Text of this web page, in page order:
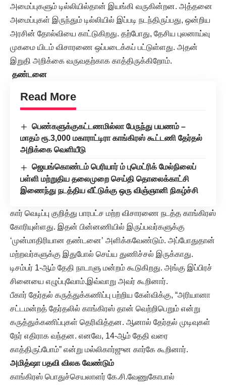
அமைப்புகளும் டில்லியில்தான் இயங்கி வருகின்றன. அத்தனை
அமைப்புகள் இருந்தும் டில்லியில் இப்படி நடந்திருப்பது, ஒன்றிய
அரசின் தோல்வியை காட்டுகிறது. தற்போது, தேசிய புலனாய்வு
முகமை யிடம் விசாரணை ஒப்படைக்கப் பட்டுள்ளது. அதன்
இறுதி அறிக்கை வருவதற்காக காத்திருக்கிறோம்.
தண்டனை
Read More
பெண்களுக்குகட்டணமில்லா பேருந்து பயணம் –
மாதம் ரூ.3,000 மகாராட்டிரா காங்கிரஸ் கூட்டணி தேர்தல்
அறிக்கை வெளியீடு
ஜெயங்கொண்டம் பெரியார் ம் புமெட்ரிக் மேல்நிலைப்
பள்ளி மற்றுதிய தலைமுறை செய்தி தொலைக்காட்சி
இணைந்து நடத்திய வீட்டுக்கு ஒரு விஞ்ஞானி நிகழ்ச்சி
கார் வெடிப்பு குறித்து பாரபட்ச மற்ற விசாரணை நடத்த காங்கிரஸ்
கோரியுள்ளது. இதன் பின்னணியில் இருப்பவர்களுக்கு
‘முன்மாதிரியான தண்டனை’ அளிக்கவேண்டும். அப்போதுதான்
மற்றவர்களுக்கு இதுபோல் செய்ய துணிச்சல் இருக்காது.
டிசம்பர் 1-ஆம் தேதி நாடாளு மன்றம் கூடுகிறது. அங்கு இப்பிரச்
சினையை எழுப்புவோம்.இவ்வாறு அவர் கூறினார்.
பீகார் தேர்தல் கருத்துக்கணிப்பு பற்றிய கேள்விக்கு, “அரியானா
சட்டமன்றத் தேர்தலில் காங்கிரஸ் தான் வெற்றிபெறும் என்று
கருத்துக்கணிப்புகள் தெரிவித்தன. ஆனால் தேர்தல் முடிவுகள்
நேர் எதிராக வந்தன. எனவே, 14-ஆம் தேதி வரை
காத்திருப்போம்” என்று மல்லிகார்ஜுன கார்கே கூறினார்.
அமித்ஷா பதவி விலக வேண்டும்
காங்கிரஸ் பொதுச்செயலாளர் கே.சி.வேணுகோபால்